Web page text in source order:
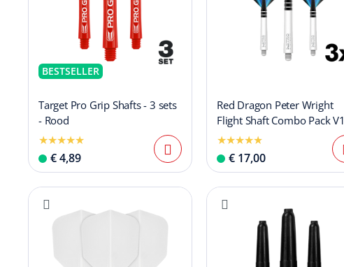
BESTSELLER
Target Pro Grip Shafts - 3 sets
- Rood
€ 4,89
Red Dragon Peter Wright
Flight Shaft Combo Pack V1
€ 17,00